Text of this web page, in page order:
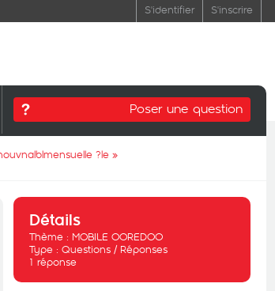
S'identifier S'inscrire
Poser une question
?le »
Détails
Thème : MOBILE OOREDOO
Type : Questions / Réponses
1 réponse